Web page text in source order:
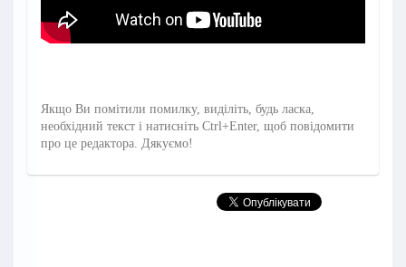
Якщо Ви помітили помилку, виділіть, будь ласка,
необхідний текст і натисніть Ctrl+Enter, щоб повідомити
про це редактора. Дякуємо!